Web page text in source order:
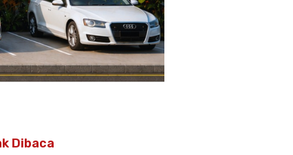
Dibaca